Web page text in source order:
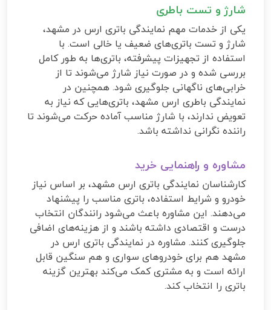
شارژ و تست باطری
یکی از خدمات مهم نمایندگی باتری ارس در مشهد،
شارژ و تست باتری‌های ضعیف یا خالی است. با
استفاده از تجهیزات پیشرفته، باتری‌ها به طور کامل
بررسی شده و در صورت نیاز شارژ می‌شوند تا از
خرابی‌های ناگهانی جلوگیری شود. همچنین در
نمایندگی باطری ارس مشهد، باتری‌هایی که نیاز به
تعویض ندارند، با شارژ مناسب آماده حرکت می‌شوند تا
راننده نگرانی نداشته باشد.
مشاوره و راهنمایی خرید
کارشناسان نمایندگی باتری ارس مشهد، بر اساس نیاز
خودرو و شرایط استفاده، باتری مناسب را پیشنهاد
می‌دهند. این مشاوره باعث می‌شود رانندگان انتخاب
درست و اقتصادی داشته باشند و از هزینه‌های اضافی
جلوگیری کنند. مشاوره در نمایندگی باتری ارس در
مشهد هم برای خودروهای سواری و هم سنگین قابل
ارائه است و به مشتری کمک می‌کند بهترین گزینه
باتری را انتخاب کند.